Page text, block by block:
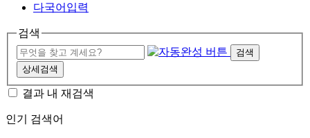
다국어입력
검색
검색
상세검색
결과 내 재검색
인기 검색어